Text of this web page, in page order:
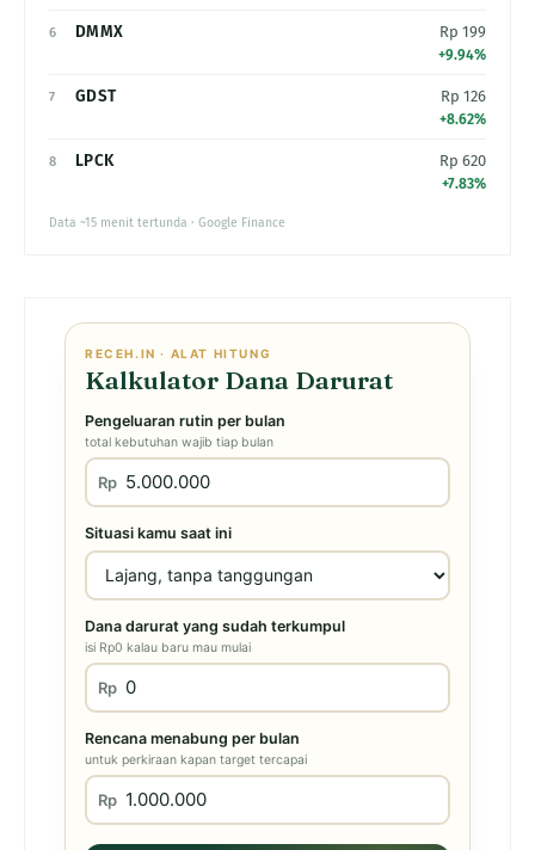
6 DMMX Rp 199
+9.94%
7 GDST Rp 126
+8.62%
8 LPCK Rp 620
+7.83%
Data ~15 menit tertunda · Google Finance
RECEH.IN · ALAT HITUNG
Kalkulator Dana Darurat
Pengeluaran rutin per bulan
total kebutuhan wajib tiap bulan
Rp
Situasi kamu saat ini
Dana darurat yang sudah terkumpul
isi Rp0 kalau baru mau mulai
Rp
Rencana menabung per bulan
untuk perkiraan kapan target tercapai
Rp